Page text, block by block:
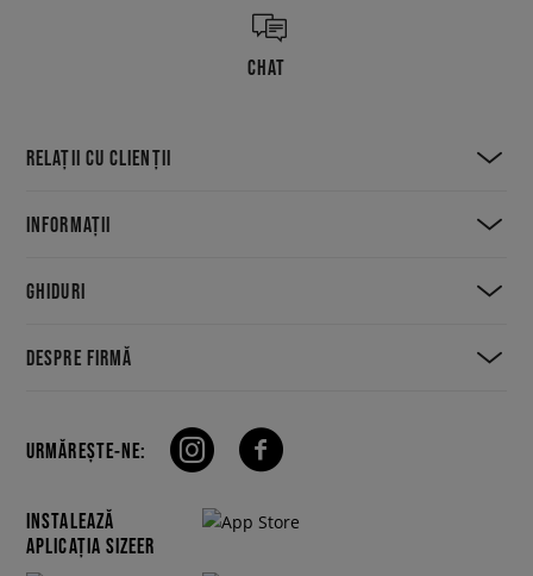
CHAT
RELAȚII CU CLIENȚII
INFORMAȚII
GHIDURI
DESPRE FIRMĂ
URMĂREȘTE-NE:
INSTALEAZĂ
APLICAȚIA SIZEER